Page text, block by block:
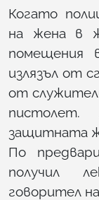
Когато
на жена в
помещения
излязъл от
от
защитната
По
получил
говорител